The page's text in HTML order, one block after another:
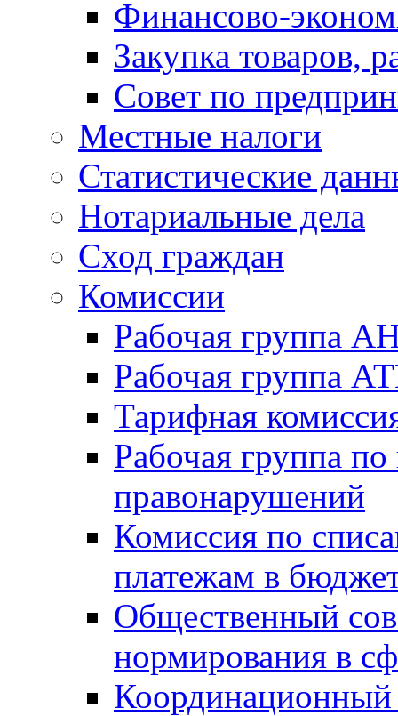
Финансово-
Закупка товаров,
Совет по
Местные налоги
Статистические
Нотариальные дела
Сход граждан
Комиссии
Рабочая группа
Рабочая группа
Тарифная
Рабочая группа
правонарушений
Комиссия по
платежам в
Общественный
нормирования в